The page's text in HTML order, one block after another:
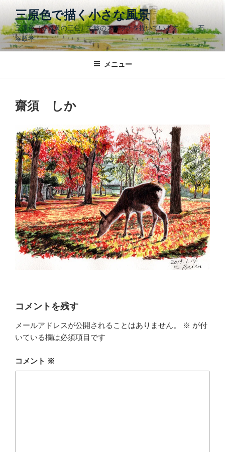
テ
ン
ツ
三原色で描く小さな風景
三原色（赤青黄の三色）で旅のスケッチを描いています 石
塚政孝
メニュー
齋須 しか
コメントを残す
メールアドレスが公開されることはありません。 ※ が付
いている欄は必須項目です
コメント ※